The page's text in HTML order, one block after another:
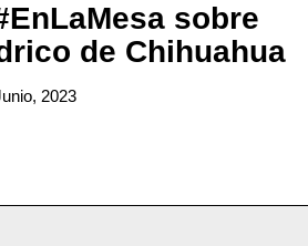
sobre
de Chihuahua
2023